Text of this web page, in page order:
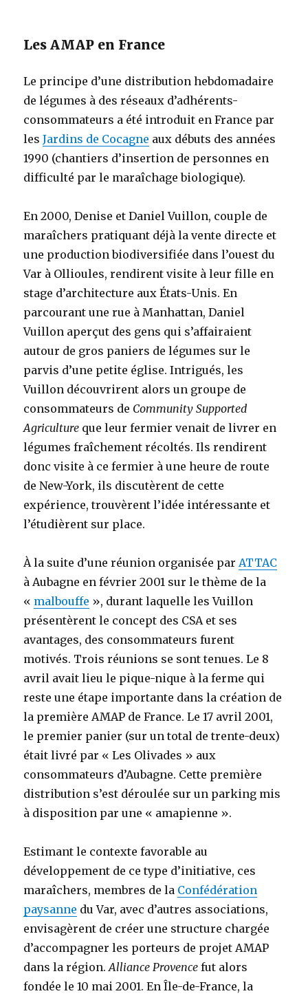
Les AMAP en France
Le principe d’une distribution hebdomadaire
de légumes à des réseaux d’adhérents-
consommateurs a été introduit en France par
lesJardins de Cocagne aux débuts des années
1990 (chantiers d’insertion de personnes en
difficulté par le maraîchage biologique).
En 2000, Denise et Daniel Vuillon, couple de
maraîchers pratiquant déjà la vente directe et
une production biodiversifiée dans l’ouest du
Var à Ollioules, rendirent visite à leur fille en
stage d’architecture aux États-Unis. En
parcourant une rue à Manhattan, Daniel
Vuillon aperçut des gens qui s’affairaient
autour de gros paniers de légumes sur le
parvis d’une petite église. Intrigués, les
Vuillon découvrirent alors un groupe de
consommateurs de Community Supported
Agriculture que leur fermier venait de livrer en
légumes fraîchement récoltés. Ils rendirent
donc visite à ce fermier à une heure de route
de New-York, ils discutèrent de cette
expérience, trouvèrent l’idée intéressante et
l’étudièrent sur place.
À la suite d’une réunion organisée parATTAC
à Aubagne enfévrier 2001 sur le thème de la
« malbouffe », durant laquelle les Vuillon
présentèrent le concept des CSA et ses
avantages, des consommateurs furent
motivés. Trois réunions se sont tenues. Le 8
avril avait lieu le pique-nique à la ferme qui
reste une étape importante dans la création de
la première AMAP de France. Le17 avril 2001,
le premier panier (sur un total de trente-deux)
était livré par « Les Olivades » aux
consommateurs d’Aubagne. Cette première
distribution s’est déroulée sur un parking mis
à disposition par une « amapienne ».
Estimant le contexte favorable au
développement de ce type d’initiative, ces
maraîchers, membres de la Confédération
paysanne du Var, avec d’autres associations,
envisagèrent de créer une structure chargée
d’accompagner les porteurs de projet AMAP
dans la région.Alliance Provence fut alors
fondée le10 mai 2001. En Île-de-France, la